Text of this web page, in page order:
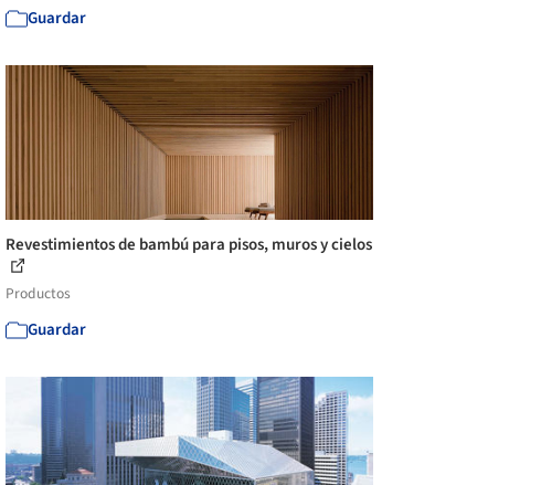
Guardar
Revestimientos de bambú para pisos, muros y cielos
Productos
Guardar